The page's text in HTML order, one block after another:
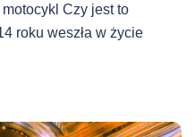
Czy jest to
roku weszła w życie